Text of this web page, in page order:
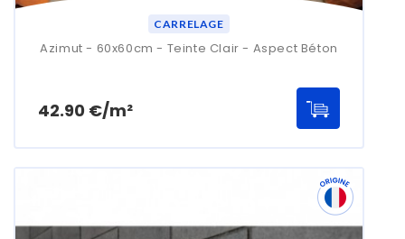
CARRELAGE
Azimut - 60x60cm - Teinte Clair - Aspect Béton
42.90 €/m²Prix